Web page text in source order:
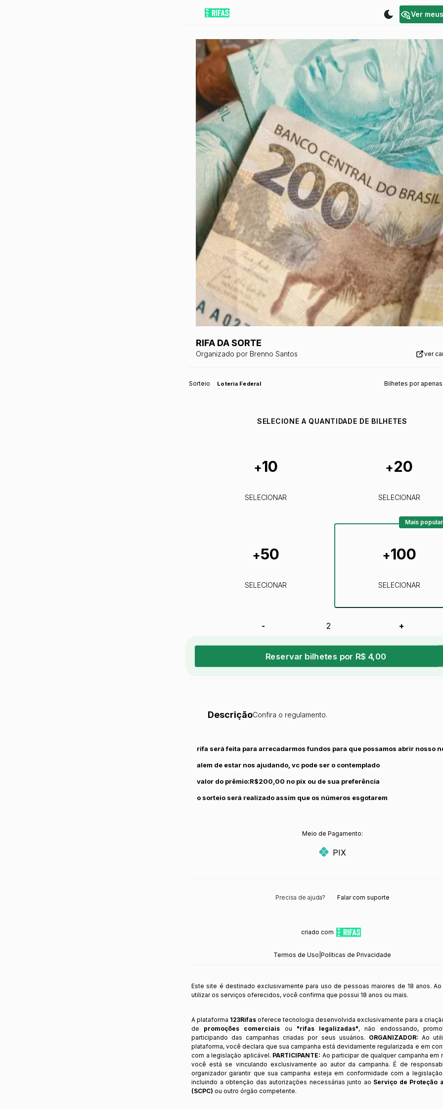
Ver
RIFA DA SORTE
Organizado por Brenno Santos ver
Sorteio Loteria Federal Bilhetes por apenas
SELECIONE A QUANTIDADE DE BILHETES
+10
SELECIONAR
+20
SELECIONAR
+50
SELECIONAR
+100
SELECIONAR
Mais popular
- +
Reservar bilhetes por R$ 4,00
DescriçãoConfira o regulamento.
rifa será feita para arrecadarmos fundos para que possamos abrir nosso
alem de estar nos ajudando, vc pode ser o contemplado
valor do prêmio:R$200,00 no pix ou de sua preferência
o sorteio será realizado assim que os números esgotarem
Meio de Pagamento:
PIX
Precisa de ajuda? Falar com suporte
criado com
Termos de Uso Políticas de Privacidade
Este site é destinado exclusivamente para uso de pessoas maiores de 18 anos.
utilizar os serviços oferecidos, você confirma que possui 18 anos ou mais.
A plataforma 123Rifas oferece tecnologia desenvolvida exclusivamente para a
de promoções comerciais ou "rifas legalizadas", não endossando,
participando das campanhas criadas por seus usuários. ORGANIZADOR: Ao
plataforma, você declara que sua campanha está devidamente regularizada e em
com a legislação aplicável. PARTICIPANTE: Ao participar de qualquer campanha em
você está se vinculando exclusivamente ao autor da campanha. É de
organizador garantir que sua campanha esteja em conformidade com a
incluindo a obtenção das autorizações necessárias junto ao Serviço de Proteção
(SCPC) ou outro órgão competente.